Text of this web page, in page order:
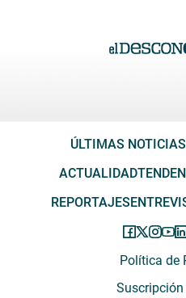
ÚLTIMAS NOTICIAS
ACTUALIDAD
REPORTAJES
Política de